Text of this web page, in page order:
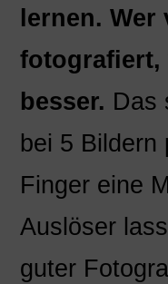
lernen.
fotografiert,
besser. Das
bei 5 Bildern
Finger eine
Auslöser
guter